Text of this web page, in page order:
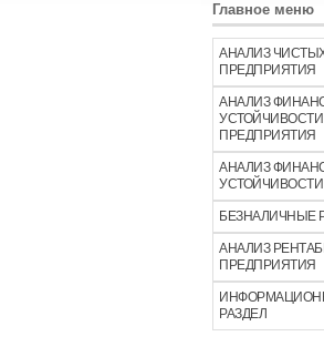
Главное меню
АНАЛИЗ
ПРЕДПРИЯТИЯ
АНАЛИЗ
УСТОЙЧИВОСТИ
ПРЕДПРИЯТИЯ
АНАЛИЗ
УСТОЙЧИВОСТИ
БЕЗНАЛИЧНЫЕ
АНАЛИЗ
ПРЕДПРИЯТИЯ
РАЗДЕЛ